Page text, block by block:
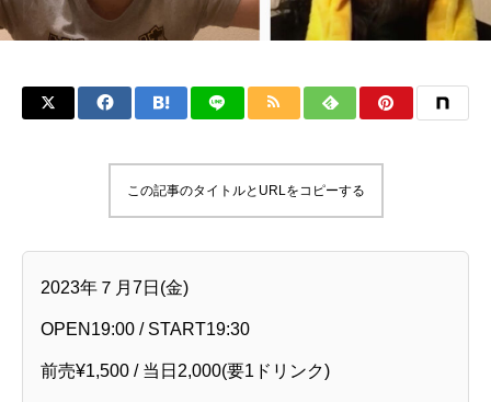
この記事のタイトルとURLをコピーする
2023年７月7日(金)
OPEN19:00 / START19:30
前売¥1,500 / 当日2,000(要1ドリンク)